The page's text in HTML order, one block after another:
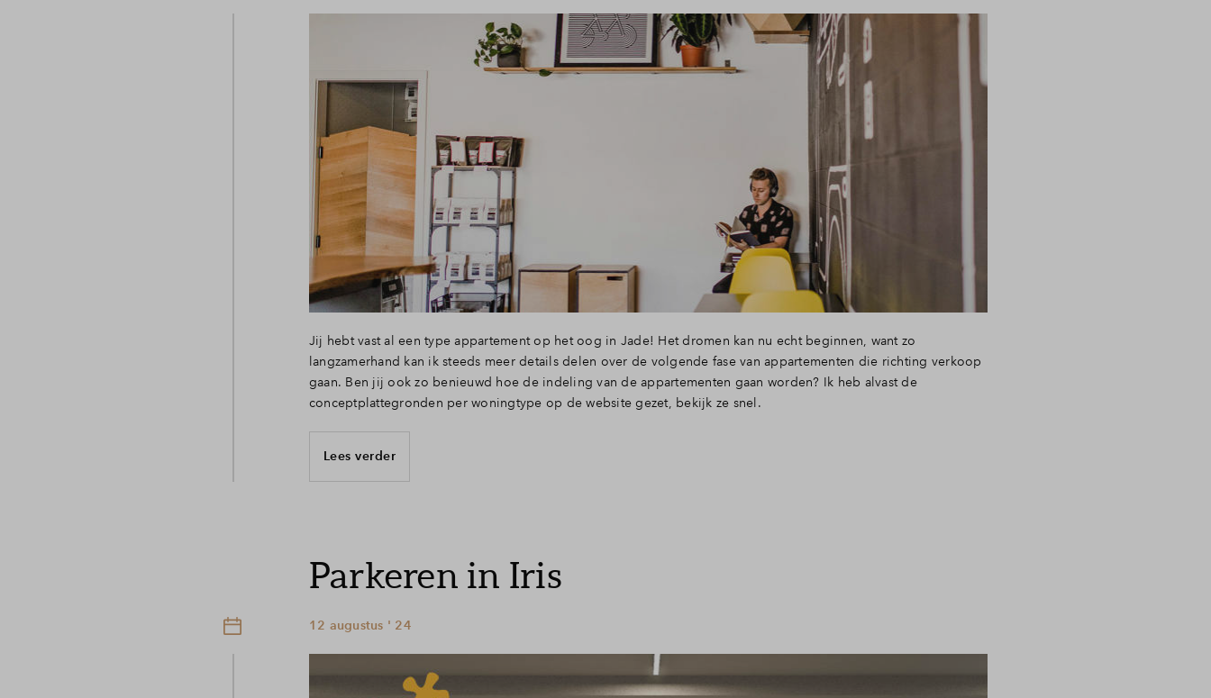
Jij hebt vast al een type appartement op het oog in Jade! Het dromen kan nu echt beginnen, want zo
langzamerhand kan ik steeds meer details delen over de volgende fase van appartementen die richting verkoop
gaan. Ben jij ook zo benieuwd hoe de indeling van de appartementen gaan worden? Ik heb alvast de
conceptplattegronden per woningtype op de website gezet, bekijk ze snel.
Lees verder
Parkeren in Iris
12 augustus ' 24